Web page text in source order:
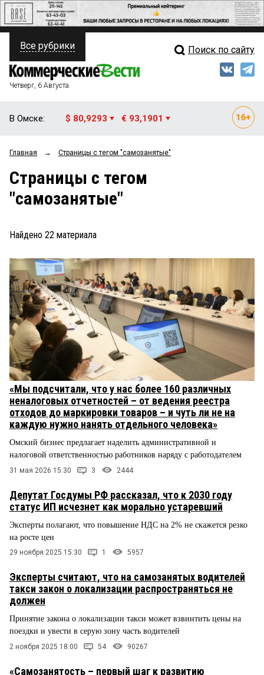
ПОЛИТИКА
ФИНАНСЫ
ОБЩЕСТВО
ЗАКОН
ПРОИСШЕСТВИЯ
СТИЛЬ ЖИЗНИ
Свежий выпуск
Мнения
Все рубрики Поиск по сайту
Четверг, 6 Августа
В Омске: $ 80,9293 € 93,1901
Главная → Страницы c тегом "самозанятые"
Страницы c тегом
"самозанятые"
Найдено 22 материала
«Мы подсчитали, что у нас более 160 различных
неналоговых отчетностей – от ведения реестра
отходов до маркировки товаров – и чуть ли не на
каждую нужно нанять отдельного человека»
Омский бизнес предлагает наделить административной и
налоговой ответственностью работников наряду с работодателем
31 мая 2026 15:30 3 2444
Депутат Госдумы РФ рассказал, что к 2030 году
статус ИП исчезнет как морально устаревший
Эксперты полагают, что повышение НДС на 2% не скажется резко
на росте цен
29 ноября 2025 15:30 1 5957
Эксперты считают, что на самозанятых водителей
такси закон о локализации распространяться не
должен
Принятие закона о локализации такси может взвинтить цены на
поездки и увести в серую зону часть водителей
2 ноября 2025 18:00 54 90267
«Самозанятость – первый шаг к развитию